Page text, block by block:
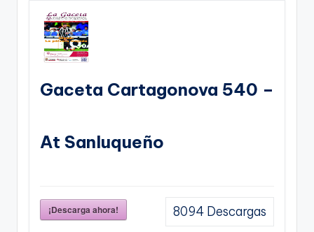
Gaceta Cartagonova 540 –
At Sanluqueño
¡Descarga ahora! 8094 Descargas